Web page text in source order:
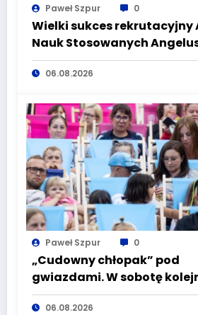
Paweł Szpur 0
Wielki sukces rekrutacyjny
Nauk Stosowanych
Silesiusa! Uczelnia bije
wciąż masz szansę – weź
06.08.2026
Paweł Szpur 0
„Cudowny chłopak” pod
gwiazdami. W sobotę
plenerowe w Aqua Zdroju
06.08.2026